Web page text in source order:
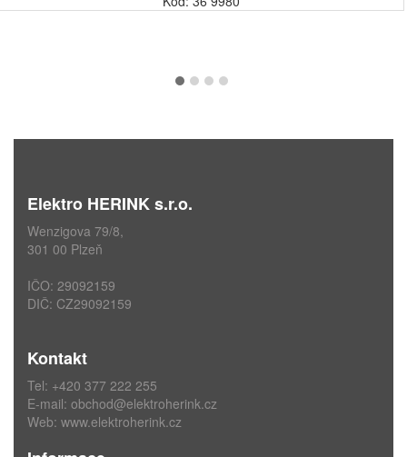
Elektro HERINK s.r.o.
Wenzigova 79/8,
301 00 Plzeň
IČO: 29092159
DIČ: CZ29092159
Kontakt
Tel: +420 377 222 255
E-mail: obchod@elektroherink.cz
Web: www.elektroherink.cz